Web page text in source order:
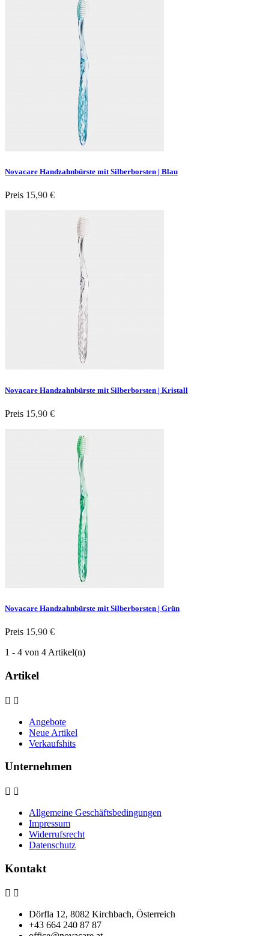
Novacare Handzahnbürste mit Silberborsten | Blau
Preis 15,90 €
Novacare Handzahnbürste mit Silberborsten | Kristall
Preis 15,90 €
Novacare Handzahnbürste mit Silberborsten | Grün
Preis 15,90 €
1 - 4 von 4 Artikel(n)
Artikel
 
Angebote
Neue Artikel
Verkaufshits
Unternehmen
 
Allgemeine Geschäftsbedingungen
Impressum
Widerrufsrecht
Datenschutz
Kontakt
 
Dörfla 12, 8082 Kirchbach, Österreich
+43 664 240 87 87